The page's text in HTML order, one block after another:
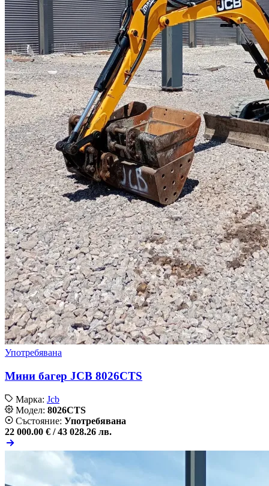
Употребявана
Мини багер JCB 8026CTS
Марка: Jcb
Модел: 8026CTS
Състояние: Употребявана
22 000.00 € / 43 028.26 лв.